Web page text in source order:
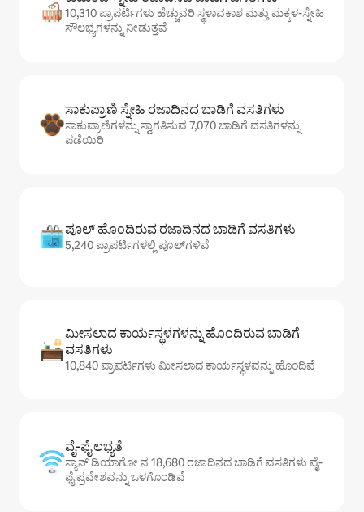
10,310 ಪ್ರಾಪರ್ಟಿಗಳು ಹೆಚ್ಚುವರಿ ಸ್ಥಳಾವಕಾಶ ಮತ್ತು ಮಕ್ಕಳ-ಸ್ನೇಹಿ
ಸೌಲಭ್ಯಗಳನ್ನು ನೀಡುತ್ತವೆ
ಸಾಕುಪ್ರಾಣಿ ಸ್ನೇಹಿ ರಜಾದಿನದ ಬಾಡಿಗೆ ವಸತಿಗಳು
ಸಾಕುಪ್ರಾಣಿಗಳನ್ನು ಸ್ವಾಗತಿಸುವ 7,070 ಬಾಡಿಗೆ ವಸತಿಗಳನ್ನು
ಪಡೆಯಿರಿ
ಪೂಲ್ ಹೊಂದಿರುವ ರಜಾದಿನದ ಬಾಡಿಗೆ ವಸತಿಗಳು
5,240 ಪ್ರಾಪರ್ಟಿಗಳಲ್ಲಿ ಪೂಲ್‌‌‌‌‌‌‌‌‌ಗಳಿವೆ
ಮೀಸಲಾದ ಕಾರ್ಯಸ್ಥಳಗಳನ್ನು ಹೊಂದಿರುವ ಬಾಡಿಗೆ
ವಸತಿಗಳು
10,840 ಪ್ರಾಪರ್ಟಿಗಳು ಮೀಸಲಾದ ಕಾರ್ಯಸ್ಥಳವನ್ನು ಹೊಂದಿವೆ
ವೈ-ಫೈ ಲಭ್ಯತೆ
ಸ್ಯಾನ್ ಡಿಯಾಗೋ ನ 18,680 ರಜಾದಿನದ ಬಾಡಿಗೆ ವಸತಿಗಳು ವೈ-
ಫೈ ಪ್ರವೇಶವನ್ನು ಒಳಗೊಂಡಿವೆ